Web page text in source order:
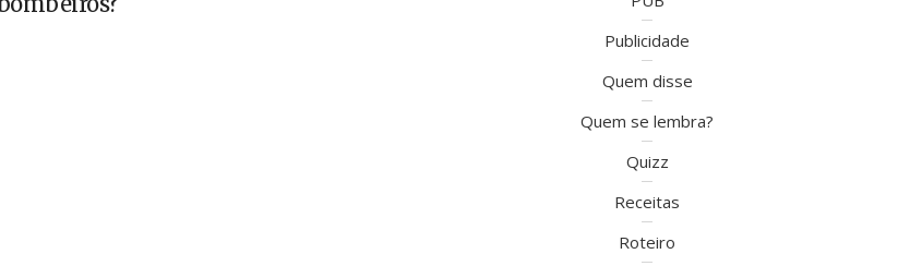
Publicidade
Quem disse
Quem se lembra?
Quizz
Receitas
Roteiro